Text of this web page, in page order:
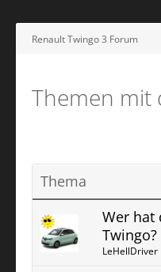
Renault Twingo 3 Forum
Themen mit
Thema
Wer hat
Twingo?
LeHellDriver